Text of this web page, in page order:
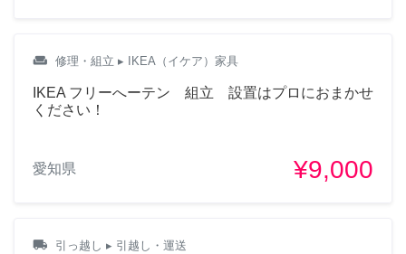
weekend 修理・組立 ▸ IKEA（イケア）家具
IKEA フリーへーテン 組立 設置はプロにおまかせ
ください！
愛知県 ¥9,000
local_shipping 引っ越し ▸ 引越し・運送